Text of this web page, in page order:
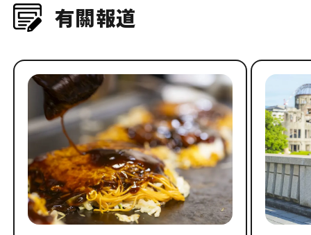
有關報道